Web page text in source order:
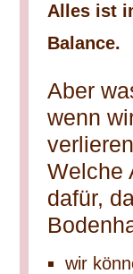
Alles ist
Balance.
Aber
wenn
Welche
dafür,
wir